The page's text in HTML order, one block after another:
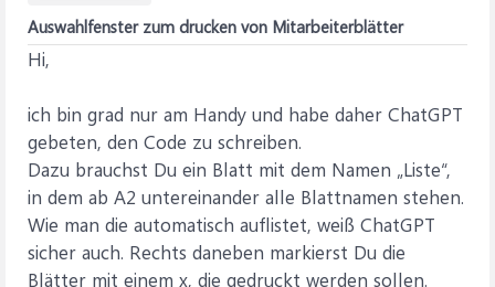
Auswahlfenster zum drucken von Mitarbeiterblätter
Hi,
ich bin grad nur am Handy und habe daher ChatGPT
gebeten, den Code zu schreiben.
Dazu brauchst Du ein Blatt mit dem Namen „Liste“,
in dem ab A2 untereinander alle Blattnamen stehen.
Wie man die automatisch auflistet, weiß ChatGPT
sicher auch. Rechts daneben markierst Du die
Blätter mit einem x, die gedruckt werden sollen.